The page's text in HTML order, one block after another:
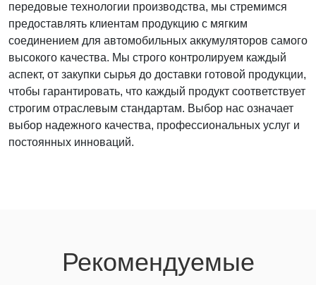
передовые технологии производства, мы стремимся
предоставлять клиентам продукцию с мягким
соединением для автомобильных аккумуляторов самого
высокого качества. Мы строго контролируем каждый
аспект, от закупки сырья до доставки готовой продукции,
чтобы гарантировать, что каждый продукт соответствует
строгим отраслевым стандартам. Выбор нас означает
выбор надежного качества, профессиональных услуг и
постоянных инноваций.
Рекомендуемые